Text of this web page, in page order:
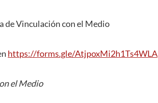
de Vinculación con el Medio
https://forms.gle/AtjpoxMi2h1Ts4WLA
el Medio